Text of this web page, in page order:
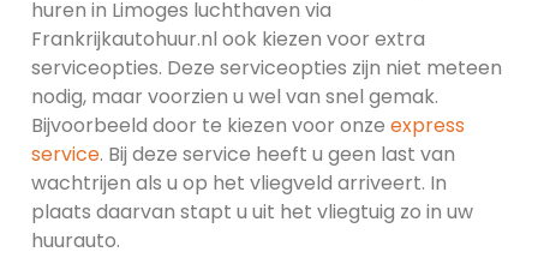
huren in Limoges luchthaven via
Frankrijkautohuur.nl ook kiezen voor extra
serviceopties. Deze serviceopties zijn niet meteen
nodig, maar voorzien u wel van snel gemak.
Bijvoorbeeld door te kiezen voor onze express
service. Bij deze service heeft u geen last van
wachtrijen als u op het vliegveld arriveert. In
plaats daarvan stapt u uit het vliegtuig zo in uw
huurauto.